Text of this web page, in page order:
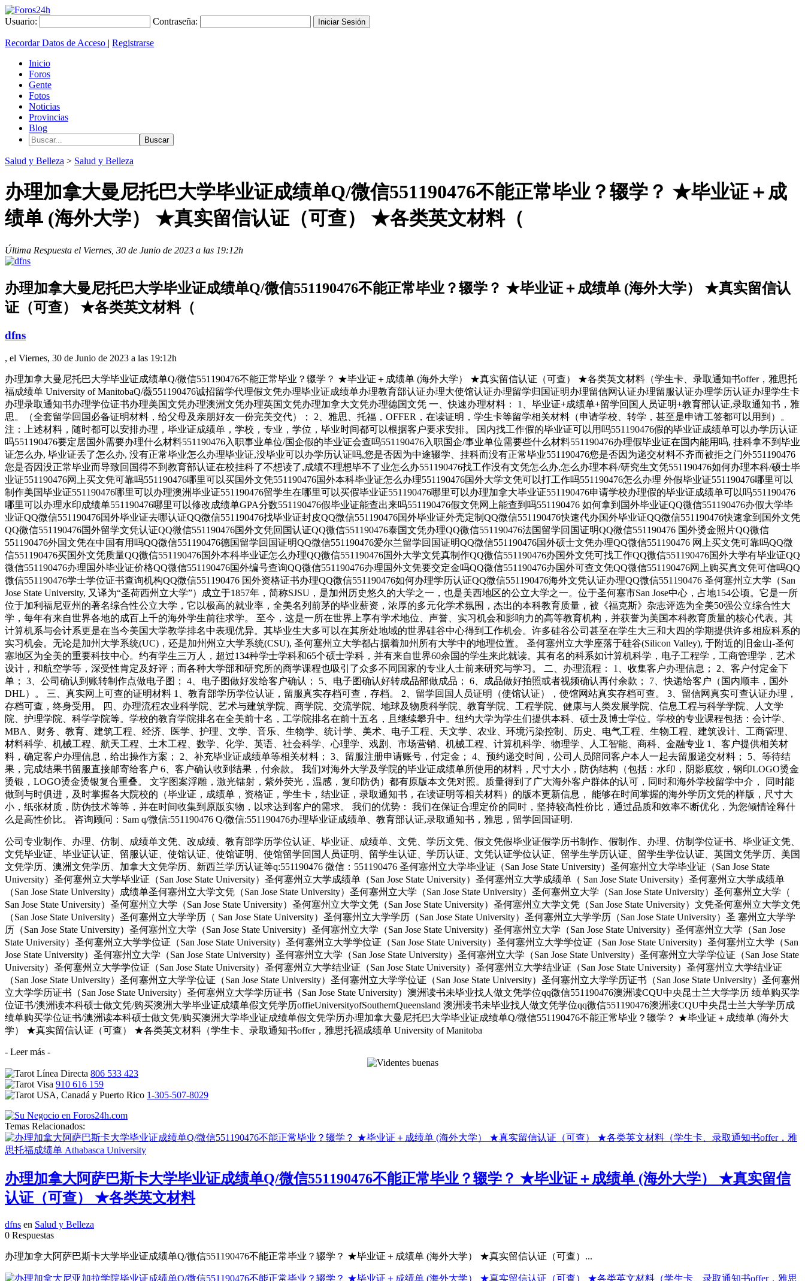
Usuario: Contraseña:
Recordar Datos de Acceso | Registrarse
Inicio
Foros
Gente
Fotos
Noticias
Provincias
Blog
Salud y Belleza > Salud y Belleza
办理加拿大曼尼托巴大学毕业证成绩单Q/微信551190476不能正常毕业？辍学？ ★毕业证＋成
绩单 (海外大学） ★真实留信认证（可查） ★各类英文材料（
Última Respuesta el Viernes, 30 de Junio de 2023 a las 19:12h
办理加拿大曼尼托巴大学毕业证成绩单Q/微信551190476不能正常毕业？辍学？ ★毕业证＋成绩单 (海外大学） ★真实留信认
证（可查） ★各类英文材料（
dfns
, el Viernes, 30 de Junio de 2023 a las 19:12h
办理加拿大曼尼托巴大学毕业证成绩单Q/微信551190476不能正常毕业？辍学？ ★毕业证＋成绩单 (海外大学） ★真实留信认证（可查） ★各类英文材料（学生卡、录取通知书offer，雅思托
福成绩单 University of ManitobaQ/薇551190476诚招留学代理假文凭办理毕业证成绩单办理教育部认证办理大使馆认证办理留学归国证明办理留信网认证办理留服认证办理学历认证办理学生卡
办理录取通知书办理学位证书办理美国文凭办理澳洲文凭办理英国文凭办理加拿大文凭办理德国文凭 一、快速办理材料： 1、毕业证+成绩单+留学回国人员证明+教育部认证,录取通知书，雅
思。（全套留学回国必备证明材料，给父母及亲朋好友一份完美交代）； 2、雅思、托福，OFFER，在读证明，学生卡等留学相关材料（申请学校、转学，甚至是申请工签都可以用到）。
注：上述材料，随时都可以安排办理，毕业证成绩单，学校，专业，学位，毕业时间都可以根据客户要求安排。 国内找工作假的毕业证可以用吗551190476假的毕业证成绩单可以办学历认证
吗551190476要定居国外需要办理什么材料551190476入职事业单位/国企假的毕业证会查吗551190476入职国企/事业单位需要些什么材料551190476办理假毕业证在国内能用吗, 挂科拿不到毕业
证怎么办, 毕业证丢了怎么办, 没有正常毕业怎么办理毕业证,没毕业可以办学历认证吗,您是否因为中途辍学、挂科而没有正常毕业551190476您是否因为递交材料不齐而被拒之门外551190476
您是否因没正常毕业而导致回国得不到教育部认证在校挂科了不想读了,成绩不理想毕不了业怎么办551190476找工作没有文凭怎么办,怎么办理本科/研究生文凭551190476如何办理本科/硕士毕
业证551190476网上买文凭可靠吗551190476哪里可以买国外文凭551190476国外本科毕业证怎么办理551190476国外大学文凭可以打工作吗551190476怎么办理 外假毕业证551190476哪里可以
制作美国毕业证551190476哪里可以办理澳洲毕业证551190476留学生在哪里可以买假毕业证551190476哪里可以办理加拿大毕业证551190476申请学校办理假的毕业证成绩单可以吗551190476
哪里可以办理水印成绩单551190476哪里可以修改成绩单GPA分数551190476假毕业证能查出来吗551190476假文凭网上能查到吗551190476 如何拿到国外毕业证QQ微信551190476办假大学毕
业证QQ微信551190476国外毕业证去哪认证QQ微信551190476找毕业证封皮QQ微信551190476国外毕业证外壳定制QQ微信551190476快速代办国外毕业证QQ微信551190476快速拿到国外文凭
QQ微信551190476国外留学文凭认证QQ微信551190476国外文凭回国认证QQ微信551190476泰国文凭办理QQ微信551190476法国留学回国证明QQ微信551190476 国外烫金照片QQ微信
551190476外国文凭在中国有用吗QQ微信551190476德国留学回国证明QQ微信551190476爱尔兰留学回国证明QQ微信551190476国外硕士文凭办理QQ微信551190476 网上买文凭可靠吗QQ微
信551190476买国外文凭质量QQ微信551190476国外本科毕业证怎么办理QQ微信551190476国外大学文凭真制作QQ微信551190476办国外文凭可找工作QQ微信551190476国外大学有毕业证QQ
微信551190476办理国外毕业证价格QQ微信551190476国外编号查询QQ微信551190476办理国外文凭要交定金吗QQ微信551190476办国外可查文凭QQ微信551190476网上购买真文凭可信吗QQ
微信551190476学士学位证书查询机构QQ微信551190476 国外资格证书办理QQ微信551190476如何办理学历认证QQ微信551190476海外文凭认证办理QQ微信551190476 圣何塞州立大学（San
Jose State University, 又译为“圣荷西州立大学”）成立于1857年，简称SJSU，是加州历史悠久的大学之一，也是美西地区的公立大学之一。位于圣何塞市San Jose中心，占地154公顷。它是一所
位于加利福尼亚州的著名综合性公立大学，它以极高的就业率，全美名列前茅的毕业薪资，浓厚的多元化学术氛围，杰出的本科教育质量，被《福克斯》杂志评选为全美50强公立综合性大
学，每年有来自世界各地的成百上千的海外学生前往求学。 至今，这是一所在世界上享有学术地位、声誉、实习机会和影响力的高等教育机构，并获誉为美国本科教育质量的核心代表。其
计算机系与会计系更是在当今美国大学教学排名中表现优异。其毕业生大多可以在其所处地域的世界硅谷中心得到工作机会。许多硅谷公司甚至在学生大三和大四的学期提供许多相应科系的
实习机会。无论是加州大学系统(UC)，还是加州州立大学系统(CSU), 圣何塞州立大学都占据着加州所有大学中的地理位置。 圣何塞州立大学座落于硅谷(Silicon Valley), 于附近的旧金山-圣何
塞地区为全美的重要科技中心。约有学生三万人，超过134种学士学科和65个硕士学科，并有来自世界60余国的学生来此就读。其有名的科系如计算机科学，电子工程学，工商管理学，艺术
设计，和航空学等，深受性肯定及好评；而各种大学部和研究所的商学课程也吸引了众多不同国家的专业人士前来研究与学习。 二、办理流程： 1、收集客户办理信息； 2、客户付定金下
单； 3、公司确认到账转制作点做电子图； 4、电子图做好发给客户确认； 5、电子图确认好转成品部做成品； 6、成品做好拍照或者视频确认再付余款； 7、快递给客户（国内顺丰，国外
DHL）。 三、真实网上可查的证明材料 1、教育部学历学位认证，留服真实存档可查，存档。 2、留学回国人员证明（使馆认证），使馆网站真实存档可查。 3、留信网真实可查认证办理，
存档可查，终身受用。 四、办理流程农业科学院、艺术与建筑学院、商学院、交流学院、地球及物质科学院、教育学院、工程学院、健康与人类发展学院、信息工程与科学学院、人文学
院、护理学院、科学学院等。学校的教育学院排名在全美前十名，工学院排名在前十五名，且继续攀升中。纽约大学为学生们提供本科、硕士及博士学位。学校的专业课程包括：会计学、
MBA、财务、教育、建筑工程、经济、医学、护理、文学、音乐、生物学、统计学、美术、电子工程、天文学、农业、环境污染控制、历史、电气工程、生物工程、建筑设计、工商管理、
材料科学、机械工程、航天工程、土木工程、数学、化学、英语、社会科学、心理学、戏剧、市场营销、机械工程、计算机科学、物理学、人工智能、商科、金融专业 1、客户提供相关材
料，确定客户办理信息，给出操作方案； 2、补充毕业证成绩单等相关材料； 3、留服注册申请账号，付定金； 4、预约递交时间，公司人员陪同客户本人一起去留服递交材料； 5、等待结
果，完成结果书留服直接邮寄给客户 6、客户确认收到结果，付余款。 我们对海外大学及学院的毕业证成绩单所使用的材料，尺寸大小，防伪结构（包括：水印，阴影底纹，钢印LOGO烫金
烫银，LOGO烫金烫银复合重叠。 文字图案浮雕，激光镭射，紫外荧光，温感，复印防伪）都有原版本文凭对照。质量得到了广大海外客户群体的认可，同时和海外学校留学中介， 同时能
做到与时俱进，及时掌握各大院校的（毕业证，成绩单，资格证，学生卡，结业证，录取通知书，在读证明等相关材料）的版本更新信息， 能够在时间掌握的海外学历文凭的样版，尺寸大
小，纸张材质，防伪技术等等，并在时间收集到原版实物，以求达到客户的需求。 我们的优势： 我们在保证合理定价的同时，坚持较高性价比，通过品质和效率不断优化，为您倾情诠释什
么是高性价比。 咨询顾问：Sam q/微信:551190476 Q/微信:551190476办理毕业证成绩单、教育部认证,录取通知书，雅思，留学回国证明.
公司专业制作、办理、仿制、成绩单文凭、改成绩、教育部学历学位认证、毕业证、成绩单、文凭、学历文凭、假文凭假毕业证假学历书制作、假制作、办理、仿制学位证书、毕业证文凭、
文凭毕业证、毕业证认证、留服认证、使馆认证、使馆证明、使馆留学回国人员证明、留学生认证、学历认证、文凭认证学位认证、留学生学历认证、留学生学位认证、英国文凭学历、美国
文凭学历、澳洲文凭学历、加拿大文凭学历、新西兰学历认证等q:551190476 微信：551190476 圣何塞州立大学毕业证（San Jose State University）圣何塞州立大学毕业证（San Jose State
University）圣何塞州立大学毕业证（San Jose State University）圣何塞州立大学成绩单（San Jose State University）圣何塞州立大学成绩单（ San Jose State University）圣何塞州立大学成绩单
（San Jose State University）成绩单圣何塞州立大学文凭（San Jose State University）圣何塞州立大学（San Jose State University）圣何塞州立大学（San Jose State University）圣何塞州立大学（
San Jose State University）圣何塞州立大学（San Jose State University）圣何塞州立大学文凭（San Jose State University）圣何塞州立大学文凭（San Jose State University）文凭圣何塞州立大学文凭
（San Jose State University）圣何塞州立大学学历（ San Jose State University）圣何塞州立大学学历（San Jose State University）圣何塞州立大学学历（San Jose State University）圣 塞州立大学学
历（San Jose State University）圣何塞州立大学（San Jose State University）圣何塞州立大学（San Jose State University）圣何塞州立大学（San Jose State University）圣何塞州立大学（San Jose
State University）圣何塞州立大学学位证（San Jose State University）圣何塞州立大学学位证（San Jose State University）圣何塞州立大学学位证（San Jose State University）圣何塞州立大学（San
Jose State University）圣何塞州立大学（San Jose State University）圣何塞州立大学（San Jose State University）圣何塞州立大学（San Jose State University）圣何塞州立大学学位证（San Jose State
University）圣何塞州立大学学位证（San Jose State University）圣何塞州立大学结业证（San Jose State University）圣何塞州立大学结业证（San Jose State University）圣何塞州立大学结业证
（San Jose State University）圣何塞州立大学学位证（San Jose State University）圣何塞州立大学学位证（San Jose State University）圣何塞州立大学学历证书（San Jose State University）圣何塞州
立大学学历证书（San Jose State University）圣何塞州立大学学历证书（San Jose State University）澳洲读书未毕业找人做文凭学位qq微信551190476澳洲读CQU中央昆士兰大学学历 绩单购买学
位证书/澳洲读本科硕士做文凭/购买澳洲大学毕业证成绩单假文凭学历offieUniversityofSouthernQueensland 澳洲读书未毕业找人做文凭学位qq微信551190476澳洲读CQU中央昆士兰大学学历成
绩单购买学位证书/澳洲读本科硕士做文凭/购买澳洲大学毕业证成绩单假文凭学历办理加拿大曼尼托巴大学毕业证成绩单Q/微信551190476不能正常毕业？辍学？ ★毕业证＋成绩单 (海外大
学） ★真实留信认证（可查） ★各类英文材料（学生卡、录取通知书offer，雅思托福成绩单 University of Manitoba
- Leer más -
806 533 423
910 616 159
1-305-507-8029
Temas Relacionados:
办理加拿大阿萨巴斯卡大学毕业证成绩单Q/微信551190476不能正常毕业？辍学？ ★毕业证＋成绩单 (海外大学） ★真实留信
认证（可查） ★各类英文材料
dfns en Salud y Belleza
0 Respuestas
办理加拿大阿萨巴斯卡大学毕业证成绩单Q/微信551190476不能正常毕业？辍学？ ★毕业证＋成绩单 (海外大学） ★真实留信认证（可查）...